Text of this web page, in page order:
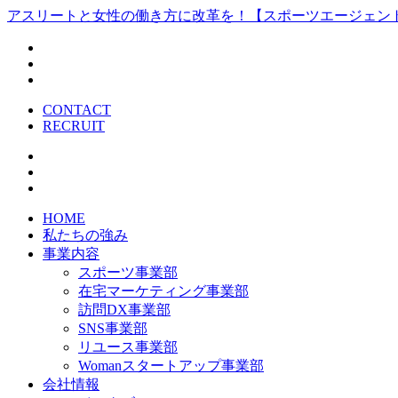
アスリートと女性の働き方に改革を！【スポーツエージェン
CONTACT
RECRUIT
HOME
私たちの強み
事業内容
スポーツ事業部
在宅マーケティング事業部
訪問DX事業部
SNS事業部
リユース事業部
Womanスタートアップ事業部
会社情報